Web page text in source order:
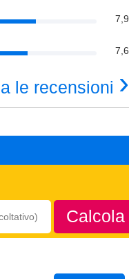
7,9
7,6
le recensioni ›
Calcola